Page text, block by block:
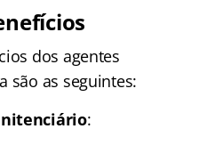
dos agentes
são as seguintes:
: